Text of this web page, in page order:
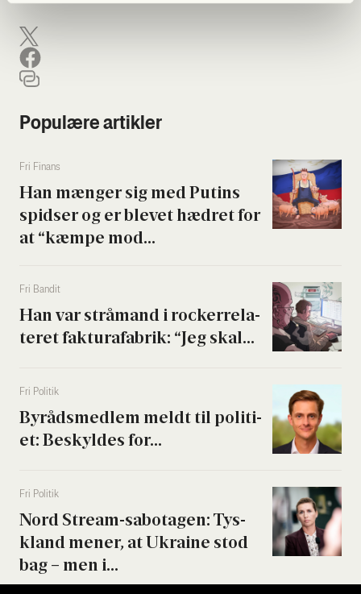
Populære artikler
Fri Finans
Han mæn­ger sig med Putins
spid­ser og er ble­vet hædret for
at “kæm­pe mod...
Fri Ban­dit
Han var strå­mand i rock­er­re­la­
te­ret fak­tura­fa­brik: “Jeg skal...
Fri Poli­tik
Byrå­ds­med­lem meldt til poli­ti­
et: Beskyl­des for...
Fri Poli­tik
Nord Stream-sabo­ta­gen: Tys­
kland mener, at Ukrai­ne stod
bag – men i...